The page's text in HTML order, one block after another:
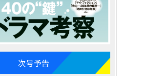
次号予告